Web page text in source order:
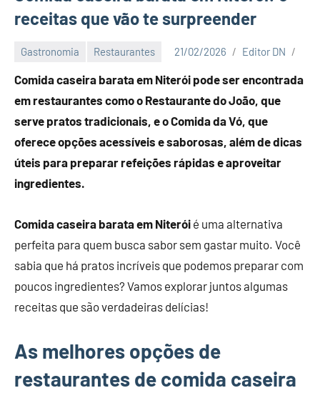
receitas que vão te surpreender
Gastronomia Restaurantes 21/02/2026 Editor DN
Comida caseira barata em Niterói pode ser encontrada
em restaurantes como o Restaurante do João, que
serve pratos tradicionais, e o Comida da Vó, que
oferece opções acessíveis e saborosas, além de dicas
úteis para preparar refeições rápidas e aproveitar
ingredientes.
Comida caseira barata em Niterói é uma alternativa
perfeita para quem busca sabor sem gastar muito. Você
sabia que há pratos incríveis que podemos preparar com
poucos ingredientes? Vamos explorar juntos algumas
receitas que são verdadeiras delícias!
As melhores opções de
restaurantes de comida caseira